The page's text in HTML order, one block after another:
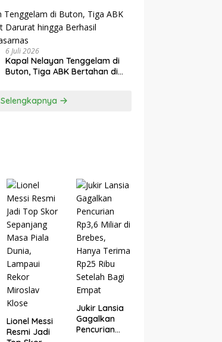
Digital Transparan untuk
Masyarakat
6 Juli 2026
Kapal Nelayan Tenggelam di
Buton, Tiga ABK Bertahan di
Selengkapnya
Lionel Messi
Resmi Jadi
Jukir Lansia
Gagalkan
Pencurian